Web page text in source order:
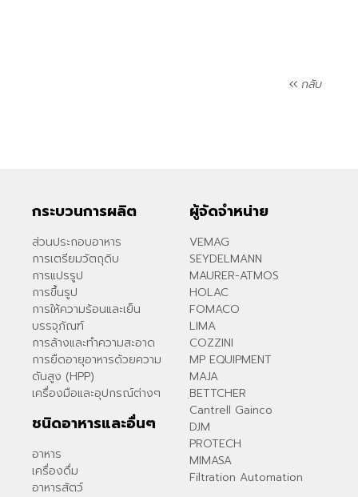
กลับ
กระบวนการผลิต
ส่วนประกอบอาหาร
การเตรียมวัตถุดิบ
การแปรรูป
การขึ้นรูป
การให้ความร้อนและเย็น
บรรจุภัณฑ์
การล้างและทำความสะอาด
การยืดอายุอาหารด้วยความ
ดันสูง (HPP)
เครื่องมือและอุปกรณ์ต่างๆ
ชนิดอาหารและอื่นๆ
อาหาร
เครื่องดื่ม
อาหารสัตว์
ผู้จัดจำหน่าย
VEMAG
SEYDELMANN
MAURER-ATMOS
HOLAC
FOMACO
LIMA
COZZINI
MP EQUIPMENT
MAJA
ฺBETTCHER
Cantrell Gainco
DJM
PROTECH
MIMASA
Filtration Automation